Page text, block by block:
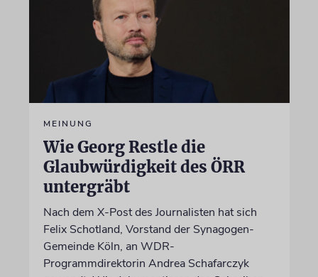
MEINUNG
Wie Georg Restle die
Glaubwürdigkeit des ÖRR
untergräbt
Nach dem X-Post des Journalisten hat sich
Felix Schotland, Vorstand der Synagogen-
Gemeinde Köln, an WDR-
Programmdirektorin Andrea Schafarczyk